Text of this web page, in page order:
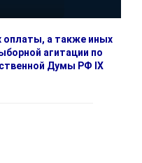
оплаты, а также иных
агитации по
Думы РФ IX